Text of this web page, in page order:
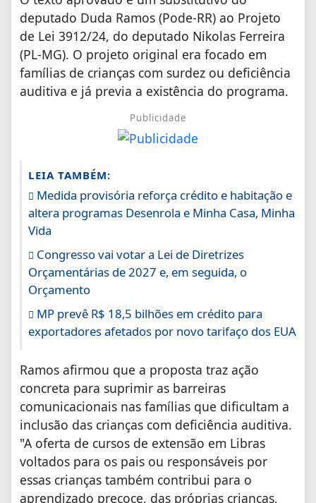
deputado Duda Ramos (Pode-RR) ao Projeto
de Lei 3912/24, do deputado Nikolas Ferreira
(PL-MG). O projeto original era focado em
famílias de crianças com surdez ou deficiência
auditiva e já previa a existência do programa.
Publicidade
LEIA TAMBÉM:
Medida provisória reforça crédito e habitação e
altera programas Desenrola e Minha Casa, Minha
Vida
Congresso vai votar a Lei de Diretrizes
Orçamentárias de 2027 e, em seguida, o
Orçamento
MP prevê R$ 18,5 bilhões em crédito para
exportadores afetados por novo tarifaço dos EUA
Ramos afirmou que a proposta traz ação
concreta para suprimir as barreiras
comunicacionais nas famílias que dificultam a
inclusão das crianças com deficiência auditiva.
"A oferta de cursos de extensão em Libras
voltados para os pais ou responsáveis por
essas crianças também contribui para o
aprendizado precoce, das próprias crianças,